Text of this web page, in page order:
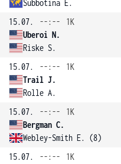
Subbotina E.
15.07.
--:--
1K
Uberoi N.
Riske S.
15.07.
--:--
1K
Trail J.
Rolle A.
15.07.
--:--
1K
Bergman C.
Webley-Smith E. (8)
15.07.
--:--
1K